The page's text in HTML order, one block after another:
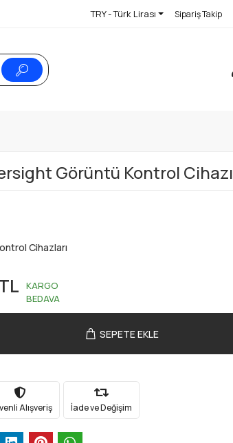
TRY - Türk Lirası Sipariş Takip
Görüntü Kontrol Cihazı
Cihazları
KARGO
BEDAVA
SEPETE EKLE
Alışveriş İade ve Değişim